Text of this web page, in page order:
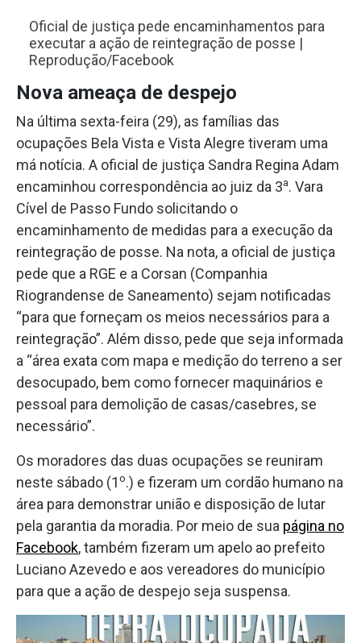
Oficial de justiça pede encaminhamentos para
executar a ação de reintegração de posse |
Reprodução/Facebook
Nova ameaça de despejo
Na última sexta-feira (29), as famílias das
ocupações Bela Vista e Vista Alegre tiveram uma
má notícia. A oficial de justiça Sandra Regina Adam
encaminhou correspondência ao juiz da 3a. Vara
Cível de Passo Fundo solicitando o
encaminhamento de medidas para a execução da
reintegração de posse. Na nota, a oficial de justiça
pede que a RGE e a Corsan (Companhia
Riograndense de Saneamento) sejam notificadas
“para que forneçam os meios necessários para a
reintegração”. Além disso, pede que seja informada
a “área exata com mapa e medição do terreno a ser
desocupado, bem como fornecer maquinários e
pessoal para demolição de casas/casebres, se
necessário”.
Os moradores das duas ocupações se reuniram
neste sábado (1o.) e fizeram um cordão humano na
área para demonstrar união e disposição de lutar
pela garantia da moradia. Por meio de sua página no
Facebook, também fizeram um apelo ao prefeito
Luciano Azevedo e aos vereadores do município
para que a ação de despejo seja suspensa.